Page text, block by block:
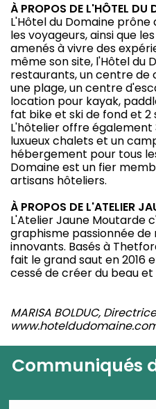
À PROPOS DE L'HÔTEL DU
L'Hôtel du Domaine
les voyageurs, ainsi que
amenés à vivre des
même son site, l'Hôtel du
restaurants, un centre de
une plage, un centre
location pour kayak,
fat bike et ski de fond et
L'hôtelier offre également
luxueux chalets et un
hébergement pour tous
Domaine est un fier
artisans hôteliers.
À PROPOS DE L'ATELIER
L'Atelier Jaune Moutarde
graphisme passionnée
innovants. Basés à
fait le grand saut en 2016
cessé de créer du beau
MARISA BOLDUC,
Communiqués